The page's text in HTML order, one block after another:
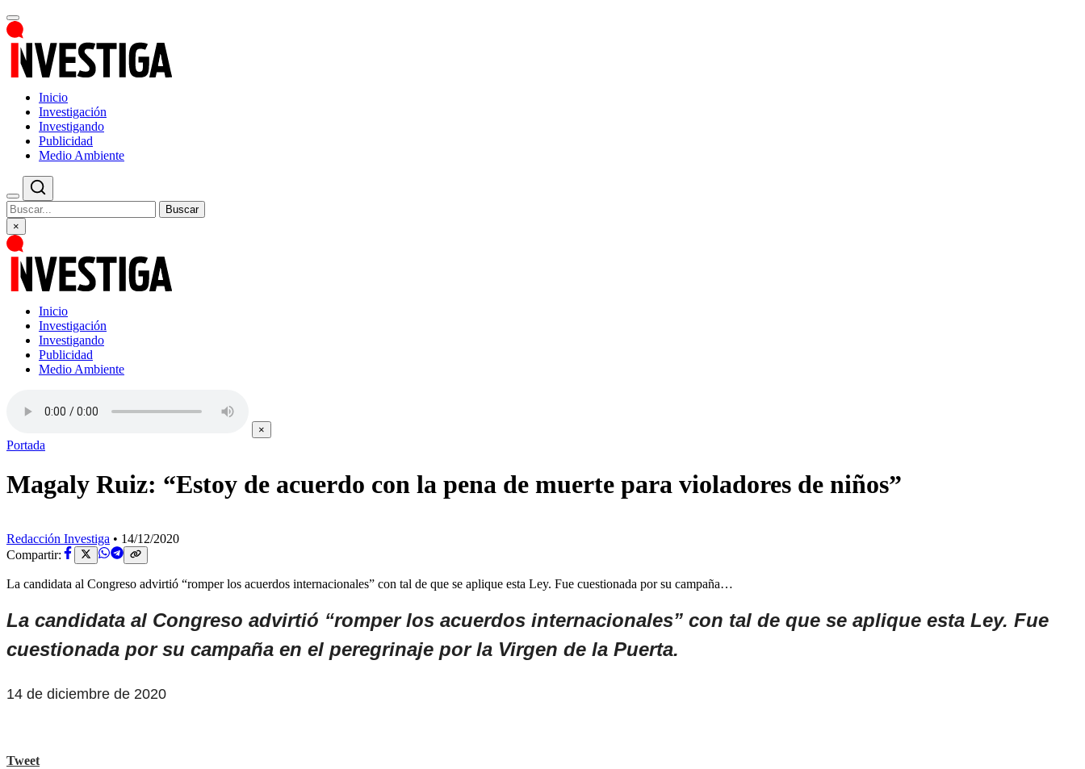
Inicio
Investigación
Investigando
Publicidad
Medio Ambiente
Buscar
×
Inicio
Investigación
Investigando
Publicidad
Medio Ambiente
×
Portada
Magaly Ruiz: “Estoy de acuerdo con la pena de muerte para violadores de niños”
Redacción Investiga • 14/12/2020
Compartir:
La candidata al Congreso advirtió “romper los acuerdos internacionales” con tal de que se aplique esta Ley. Fue cuestionada por su campaña…
La candidata al Congreso advirtió “romper los acuerdos internacionales” con tal de que se aplique esta Ley. Fue
cuestionada por su campaña en el peregrinaje por la Virgen de la Puerta.
14 de diciembre de 2020
Tweet